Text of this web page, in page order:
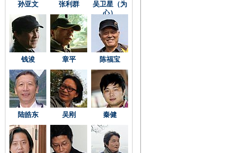
孙亚文 张利群
吴卫星（为
心）
钱浚 章平 陈福宝
陆皓东 吴刚 秦健